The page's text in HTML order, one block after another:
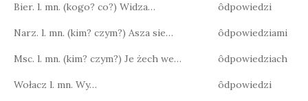
Bier. l. mn. (kogo? co?) Widza… ôdpowiedzi
Narz. l. mn. (kim? czym?) Asza sie… ôdpowiedziami
Msc. l. mn. (kim? czym?) Je żech we… ôdpowiedziach
Wołacz l. mn. Wy… ôdpowiedzi